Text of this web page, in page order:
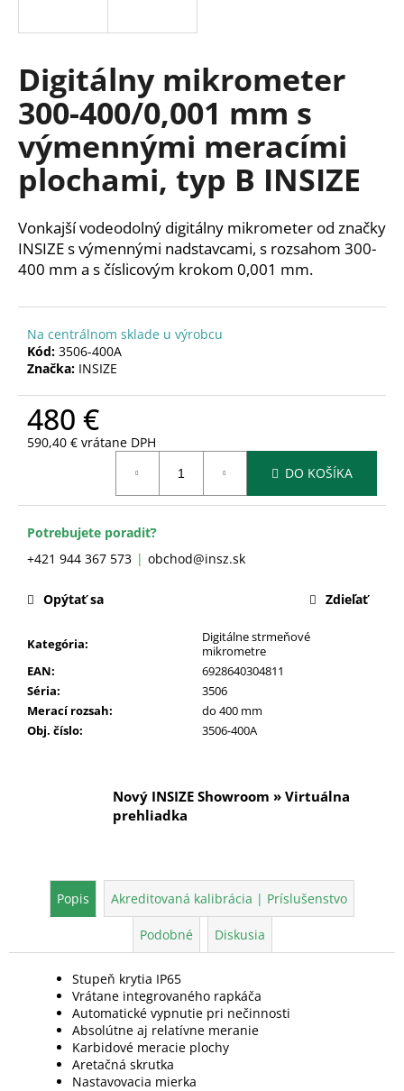
Digitálny mikrometer
300-400/0,001 mm s
výmennými meracími
plochami, typ B INSIZE
Vonkajší vodeodolný digitálny mikrometer od značky
INSIZE s výmennými nadstavcami, s rozsahom 300-
400 mm a s číslicovým krokom 0,001 mm.
Na centrálnom sklade u výrobcu
Kód: 3506-400A
Značka: INSIZE
480 €
590,40 € vrátane DPH
DO KOŠÍKA
Potrebujete poradiť?
+421 944 367 573
obchod@insz.sk
Kategória:
Digitálne strmeňové
mikrometre
EAN:
6928640304811
Séria:
3506
Merací rozsah:
do 400 mm
Obj. číslo: 3506-400A
Opýtať sa Zdieľať
Nový INSIZE Showroom » Virtuálna
prehliadka
Popis Akreditovaná kalibrácia | Príslušenstvo
Podobné Diskusia
Stupeň krytia IP65
Vrátane integrovaného rapkáča
Automatické vypnutie pri nečinnosti
Absolútne aj relatívne meranie
Karbidové meracie plochy
Aretačná skrutka
Nastavovacia mierka
s
ť
?
d
p
o
a
m